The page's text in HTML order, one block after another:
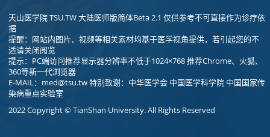
天山医学院 TSU.TW 大陆医师版简体Beta 2.1 仅供参考不可直接作为诊疗依
据
提醒：网站内图片、视频等相关素材均基于医学视角提供，若引起您的不
适请关闭阅览
提示：PC端访问推荐显示器分辨率不低于1024×768 推荐Chrome、火狐、
360等新一代浏览器
E-MAIL： med@tsu.tw特别致谢：中华医学会 中国医学科学院 中国国家传
染病重点实验室
2022 Copyright © TianShan University. All Rights Reserved